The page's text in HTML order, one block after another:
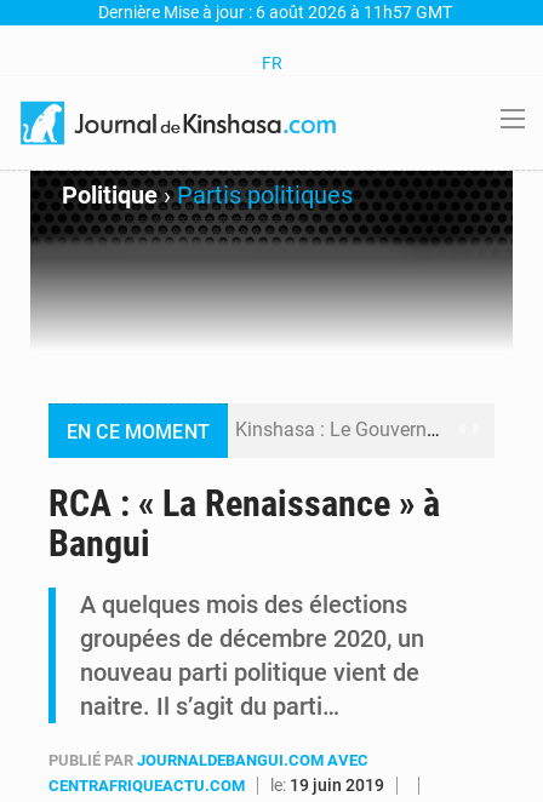
Dernière Mise à jour : 6 août 2026 à 11h57 GMT
FR
Politique›Partis politiques
EN CE MOMENT Kinshasa : Le Gouvernement provincial annonce la construction imminente du boulevard Étienne Tshisekedi
Ebola Bundibugyo : Tshisekedi mobilise le Gouvernement, l’OMS et Africa CDC pour renforcer la riposte
RCA : « La Renaissance » à
Bangui
A quelques mois des élections
groupées de décembre 2020, un
nouveau parti politique vient de
naitre. Il s’agit du parti…
PUBLIÉ PAR JOURNALDEBANGUI.COM AVEC
CENTRAFRIQUEACTU.COM
le: 19 juin 2019